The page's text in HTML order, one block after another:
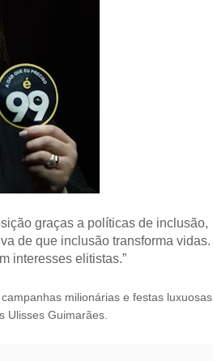
graças a políticas de inclusão,
de que inclusão transforma vidas.
interesses elitistas.”
milionárias e festas luxuosas,
Ulisses Guimarães.